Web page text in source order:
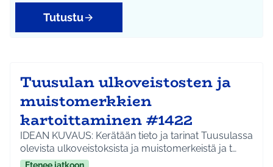
Tutustu
Tuusulan ulkoveistosten ja
muistomerkkien
kartoittaminen #1422
IDEAN KUVAUS: Kerätään tieto ja tarinat Tuusulassa
olevista ulkoveistoksista ja muistomerkeistä ja t…